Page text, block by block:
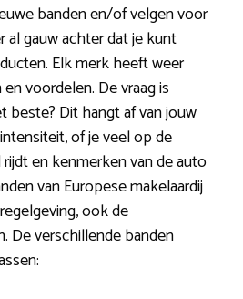
banden en/of velgen voor
al gauw achter dat je kunt
Elk merk heeft weer
voordelen. De vraag is
beste? Dit hangt af van jouw
of je veel op de
en kenmerken van de auto
van Europese makelaardij
ook de
De verschillende banden